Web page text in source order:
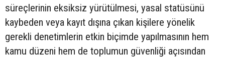
süreçlerinin eksiksiz yürütülmesi, yasal statüsünü
kaybeden veya kayıt dışına çıkan kişilere yönelik
gerekli denetimlerin etkin biçimde yapılmasının hem
kamu düzeni hem de toplumun güvenliği açısından